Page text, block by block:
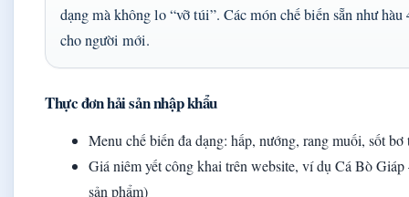
dạng mà không lo “vỡ túi”. Các món chế biến sẵn như
cho người mới.
Thực đơn hải sản nhập khẩu
Menu chế biến đa dạng: hấp, nướng, rang muối, sốt
Giá niêm yết công khai trên website, ví dụ Cá Bò
sản phẩm)